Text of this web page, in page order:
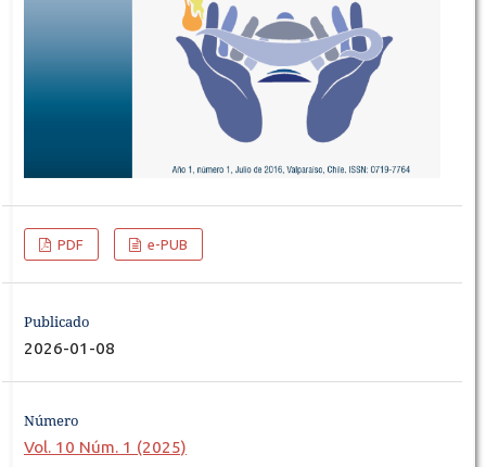
PDF e-PUB
Publicado
2026-01-08
Número
Vol. 10 Núm. 1 (2025)